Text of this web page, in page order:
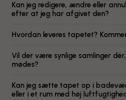
Kan jeg redigere, ændre eller
efter at jeg har afgivet den?
Hvordan leveres tapetet?
Vil der være synlige samlinger
mødes?
Kan jeg sætte tapet op i
eller i et rum med høj